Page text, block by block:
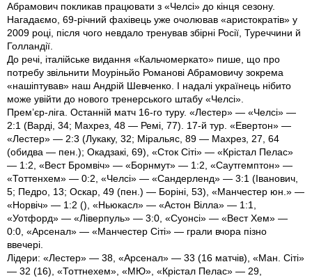
Абрамович покликав працювати з «Челсі» до кінця сезону.
Нагадаємо, 69-річний фахівець уже очолював «аристократів» у
2009 році, після чого невдало тренував збірні Росії, Туреччини й
Голландії.
До речі, італійське видання «Кальчомеркато» пише, що про
потребу звільнити Моуріньйо Романові Абрамовичу зокрема
«нашіптував» наш Андрій Шевченко. І надалі українець нібито
може увійти до нового тренерського штабу «Челсі».
Прем’єр-ліга. Останній матч 16-го туру. «Лестер» — «Челсі» —
2:1 (Варді, 34; Махрез, 48 — Ремі, 77). 17-й тур. «Евертон» —
«Лестер» — 2:3 (Лукаку, 32; Міральяс, 89 — Махрез, 27, 64
(обидва — пен.); Окадзакі, 69), «Сток Сіті» — «Крістал Пелас»
— 1:2, «Вест Бромвіч» — «Борнмут» — 1:2, «Саутгемптон» —
«Тоттенхем» — 0:2, «Челсі» — «Сандерленд» — 3:1 (Іванович,
5; Педро, 13; Оскар, 49 (пен.) — Боріні, 53), «Манчестер юн.» —
«Норвіч» — 1:2 (), «Ньюкасл» — «Астон Вілла» — 1:1,
«Уотфорд» — «Ліверпуль» — 3:0, «Суонсі» — «Вест Хем» —
0:0, «Арсенал» — «Манчестер Сіті» — грали вчора пізно
ввечері.
Лідери: «Лестер» — 38, «Арсенал» — 33 (16 матчів), «Ман. Сіті»
— 32 (16), «Тоттнехем», «МЮ», «Крістал Пелас» — 29,